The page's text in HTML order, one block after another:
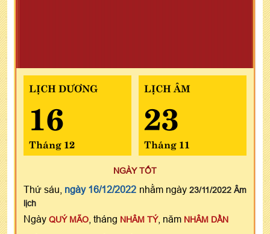
LỊCH DƯƠNG
16
Tháng 12
LỊCH ÂM
23
Tháng 11
NGÀY TỐT
Thứ sáu, ngày 16/12/2022 nhằm ngày 23/11/2022 Âm
lịch
Ngày QUÝ MÃO , tháng NHÂM TÝ, năm NHÂM DẦN